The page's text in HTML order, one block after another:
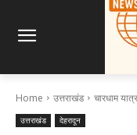
Home उत्तराखंड चारधाम
उत्तराखंड देहरादून